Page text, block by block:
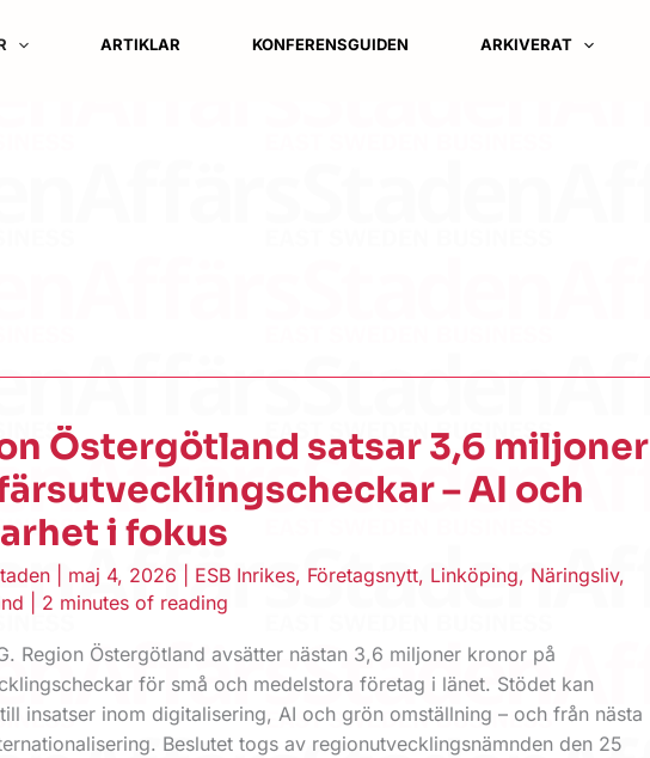
ARTIKLAR KONFERENSGUIDEN ARKIVERAT
Östergötland satsar 3,6 miljoner
– AI och
i fokus
maj 4, 2026 ESB Inrikes, Företagsnytt, Linköping, Näringsliv,
2 minutes of reading
Region Östergötland avsätter nästan 3,6 miljoner kronor på
för små och medelstora företag i länet. Stödet kan
insatser inom digitalisering, AI och grön omställning – och från nästa
Beslutet togs av regionutvecklingsnämnden den 25